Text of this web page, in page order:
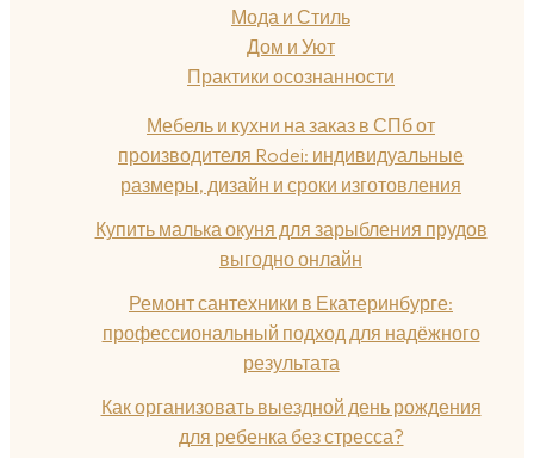
Мода и Стиль
Дом и Уют
Практики осознанности
Мебель и кухни на заказ в СПб от
производителя Rodei: индивидуальные
размеры, дизайн и сроки изготовления
Купить малька окуня для зарыбления прудов
выгодно онлайн
Ремонт сантехники в Екатеринбурге:
профессиональный подход для надёжного
результата
Как организовать выездной день рождения
для ребенка без стресса?